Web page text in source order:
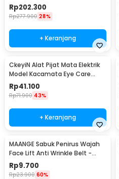
Slimming 55W - MC0138
Rp202.300
Rp277.900 28%
+ Keranjang
CkeyiN Alat Pijat Mata Elektrik
Model Kacamata Eye Care
Massager - MR818
Rp41.100
Rp71.900 43%
+ Keranjang
MAANGE Sabuk Penirus Wajah
Face Lift Anti Wrinkle Belt -
TZ18
Rp9.700
Rp23.900 60%